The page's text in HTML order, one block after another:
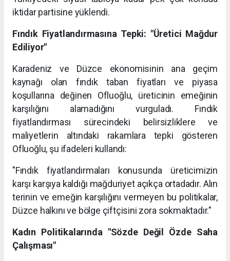
iktidar partisine yüklendi.
Fındık Fiyatlandırmasına Tepki: "Üretici Mağdur
Ediliyor"
Karadeniz ve Düzce ekonomisinin ana geçim
kaynağı olan fındık taban fiyatları ve piyasa
koşullarına değinen Ofluoğlu, üreticinin emeğinin
karşılığını alamadığını vurguladı. Fındık
fiyatlandırması sürecindeki belirsizliklere ve
maliyetlerin altındaki rakamlara tepki gösteren
Ofluoğlu, şu ifadeleri kullandı:
"Fındık fiyatlandırmaları konusunda üreticimizin
karşı karşıya kaldığı mağduriyet açıkça ortadadır. Alın
terinin ve emeğin karşılığını vermeyen bu politikalar,
Düzce halkını ve bölge çiftçisini zora sokmaktadır."
Kadın Politikalarında "Sözde Değil Özde Saha
Çalışması"